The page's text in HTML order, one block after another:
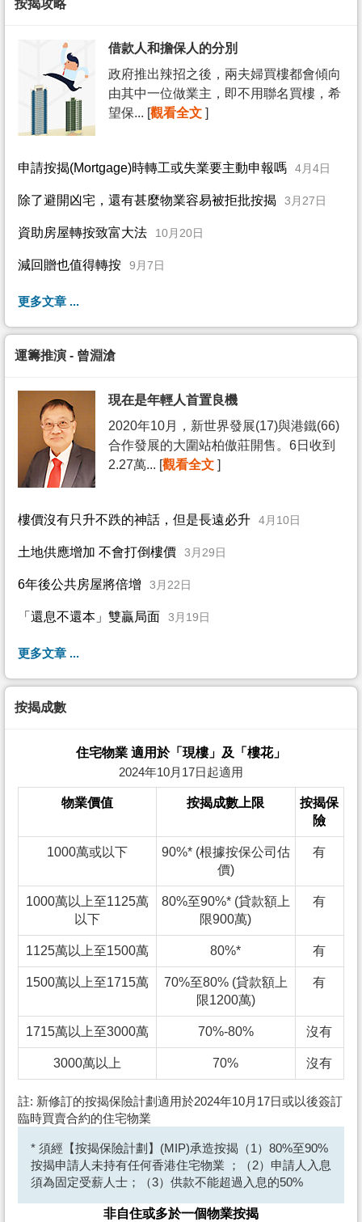
按揭攻略
借款人和擔保人的分別
政府推出辣招之後，兩夫婦買樓都會傾向
由其中一位做業主，即不用聯名買樓，希
望保... [觀看全文 ]
申請按揭(Mortgage)時轉工或失業要主動申報嗎 4月4日
除了避開凶宅，還有甚麼物業容易被拒批按揭 3月27日
資助房屋轉按致富大法 10月20日
減回贈也值得轉按 9月7日
更多文章 ...
運籌推演 - 曾淵滄
現在是年輕人首置良機
2020年10月，新世界發展(17)與港鐵(66)
合作發展的大圍站柏傲莊開售。6日收到
2.27萬... [觀看全文 ]
樓價沒有只升不跌的神話，但是長遠必升 4月10日
土地供應增加 不會打倒樓價 3月29日
6年後公共房屋將倍增 3月22日
「還息不還本」雙贏局面 3月19日
更多文章 ...
按揭成數
住宅物業 適用於「現樓」及「樓花」
2024年10月17日起適用
物業價值 按揭成數上限
按揭保
險
1000萬或以下
90%* (根據按保公司估
價)
有
1000萬以上至1125萬
以下
80%至90%* (貸款額上
限900萬)
有
1125萬以上至1500萬 80%* 有
1500萬以上至1715萬
70%至80% (貸款額上
限1200萬)
有
1715萬以上至3000萬 70%-80% 沒有
3000萬以上 70% 沒有
註: 新修訂的按揭保險計劃適用於2024年10月17日或以後簽訂
臨時買賣合約的住宅物業
* 須經【按揭保險計劃】(MIP)承造按揭（1）80%至90%
按揭申請人未持有任何香港住宅物業 ；（2）申請人入息
須為固定受薪人士；（3）供款不能超過入息的50%
非自住或多於一個物業按揭